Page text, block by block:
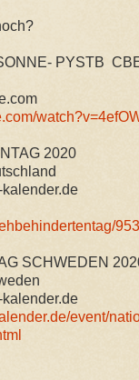
PYSTB
2020
SCHWEDEN
event/